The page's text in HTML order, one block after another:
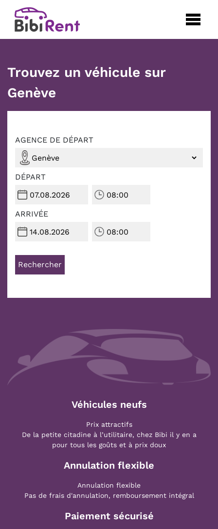
Trouvez un véhicule sur
Genève
AGENCE DE DÉPART
DÉPART
ARRIVÉE
Rechercher
Véhicules neufs
Prix attractifs
De la petite citadine à l’utilitaire, chez Bibi il y en a
pour tous les goûts et à prix doux
Annulation flexible
Annulation flexible
Pas de frais d'annulation, remboursement intégral
Paiement sécurisé